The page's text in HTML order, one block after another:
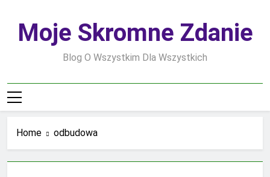
contentMoje Skromne Zdanie
Blog O Wszystkim Dla Wszystkich
Home odbudowa